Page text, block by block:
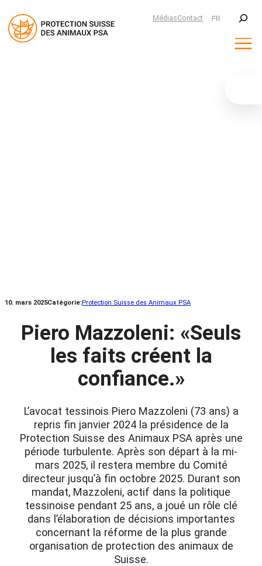
MédiasContact FR
Suchen
10. mars 2025Catégorie:Protection Suisse des Animaux PSA
Piero Mazzoleni: «Seuls
les faits créent la
confiance.»
L’avocat tessinois Piero Mazzoleni (73 ans) a
repris fin janvier 2024 la présidence de la
Protection Suisse des Animaux PSA après une
période turbulente. Après son départ à la mi-
mars 2025, il restera membre du Comité
directeur jusqu’à fin octobre 2025. Durant son
mandat, Mazzoleni, actif dans la politique
tessinoise pendant 25 ans, a joué un rôle clé
dans l’élaboration de décisions importantes
concernant la réforme de la plus grande
organisation de protection des animaux de
Suisse.